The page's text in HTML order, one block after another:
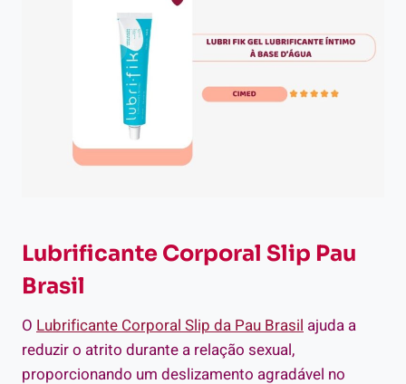
Lubrificante Corporal Slip Pau
Brasil
O Lubrificante Corporal Slip da Pau Brasil ajuda a
reduzir o atrito durante a relação sexual,
proporcionando um deslizamento agradável no